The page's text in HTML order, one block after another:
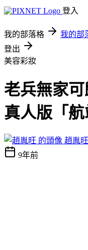
登入
我的部落格 我的部
登出
美容彩妝
老兵無家
真人版「
趙胤旺
9年前